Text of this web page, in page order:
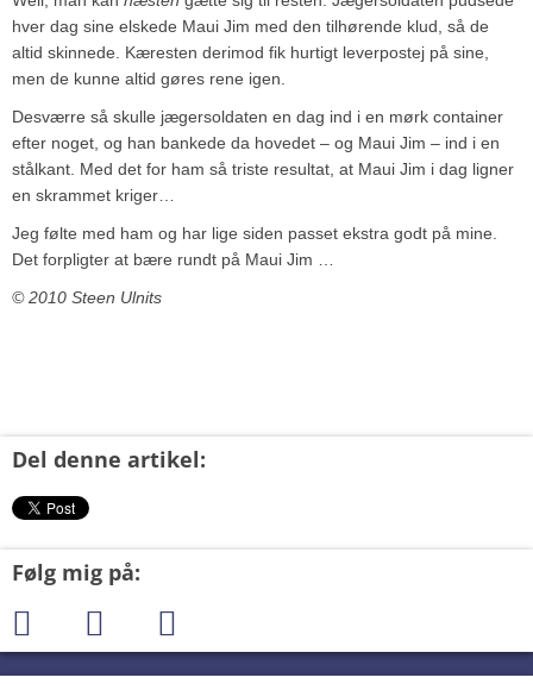
hver dag sine elskede Maui Jim med den tilhørende klud, så de
altid skinnede. Kæresten derimod fik hurtigt leverpostej på sine,
men de kunne altid gøres rene igen.
Desværre så skulle jægersoldaten en dag ind i en mørk container
efter noget, og han bankede da hovedet – og Maui Jim – ind i en
stålkant. Med det for ham så triste resultat, at Maui Jim i dag ligner
en skrammet kriger…
Jeg følte med ham og har lige siden passet ekstra godt på mine.
Det forpligter at bære rundt på Maui Jim …
© 2010 Steen Ulnits
Del denne artikel:
Følg mig på: